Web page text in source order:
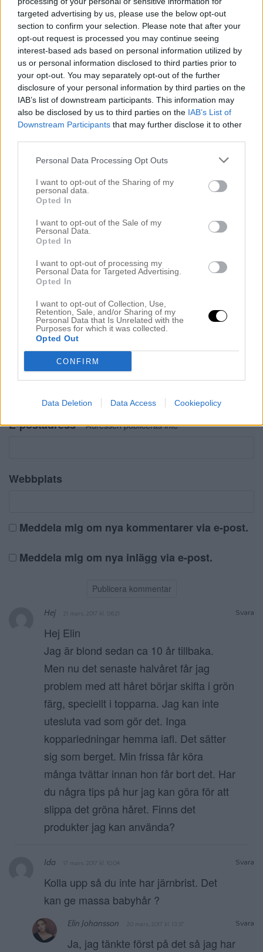
targeted advertising by us, please use the below opt-out
section to confirm your selection. Please note that after your
opt-out request is processed you may continue seeing
interest-based ads based on personal information utilized by
us or personal information disclosed to third parties prior to
your opt-out. You may separately opt-out of the further
disclosure of your personal information by third parties on the
IAB’s list of downstream participants. This information may
also be disclosed by us to third parties on the IAB’s List of
Downstream Participants that may further disclose it to other
Personal Data Processing Opt Outs
I want to opt-out of the Sharing of my
personal data.
Opted In
I want to opt-out of the Sale of my
Personal Data.
Opted In
I want to opt-out of processing my
Personal Data for Targeted Advertising.
Opted In
I want to opt-out of Collection, Use,
Retention, Sale, and/or Sharing of my
Personal Data that Is Unrelated with the
Purposes for which it was collected.
Opted Out
CONFIRM
Data Deletion Data Access Cookiepolicy
Relaterade
breda fästen hos
Hairtalk
18 januari, 2018
I ”Före och efter”
Fixat barret hos bästa
Emelie på Hairtalk
3 april, 2018
I ”Hårfärg”
MITT UPPLYFT –
HAIRTALK
EXTENSIONS
15 februari, 2017
I ”Blond”
#hairtalk extensions
Kommentera
Namn*
E-postadress* Adressen publiceras inte
Webbplats
Meddela mig om nya kommentarer via e-post.
Meddela mig om nya inlägg via e-post.
Svara
Hej 21 mars, 2017 kl. 06:21
Hej Elin
Jag är blond sedan ca 10 år tillbaka.
Men nu det senaste halvåret får jag
problem med att håret börjar skifta i grön
färg, speciellt i topparna. Jag kan inte
utesluta vad som gör det. Inga
kopparledningar hemma iafl. Det sätter
sig som berget. Min frissa får köra
många tvättar innan hon får bort det. Har
du några tips på hur jag kan göra för att
slippa det gröna håret. Finns det
produkter jag kan använda?
Svara
Ida 17 mars, 2017 kl. 10:04
Kolla upp så du inte har järnbrist. Det
kan ge massa babyhår ?
Svara
Elin Johansson 20 mars, 2017 kl. 13:37
Ja, jag tänkte först på det så jag har